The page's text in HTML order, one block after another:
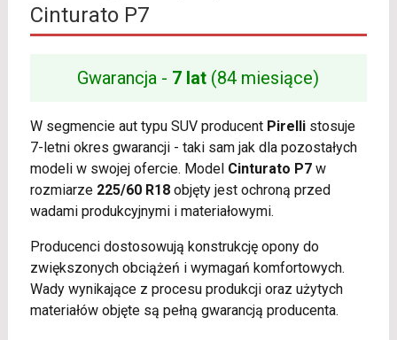
Cinturato P7
Gwarancja - 7 lat (84 miesiące)
W segmencie aut typu SUV producent Pirellistosuje
7-letni okres gwarancji - taki sam jak dla pozostałych
modeli w swojej ofercie. Model Cinturato P7w
rozmiarze 225/60 R18objęty jest ochroną przed
wadami produkcyjnymi i materiałowymi.
Producenci dostosowują konstrukcję opony do
zwiększonych obciążeń i wymagań komfortowych.
Wady wynikające z procesu produkcji oraz użytych
materiałów objęte są pełną gwarancją producenta.